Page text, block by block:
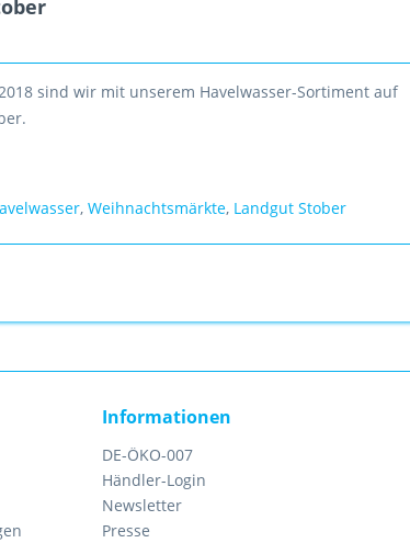
sind wir mit unserem Havelwasser-Sortiment auf
,Weihnachtsmärkte, Landgut Stober
Informationen
DE-ÖKO-007
Händler-Login
Newsletter
Presse